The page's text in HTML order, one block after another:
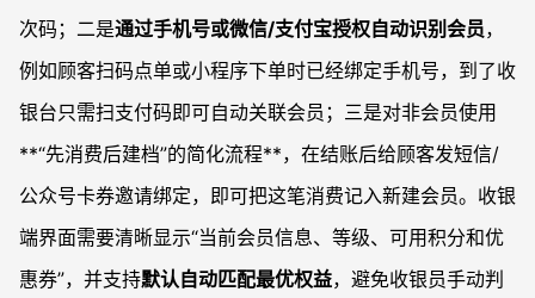
次码；二是通过手机号或微信/支付宝授权自动识别会员，
例如顾客扫码点单或小程序下单时已经绑定手机号，到了收
银台只需扫支付码即可自动关联会员；三是对非会员使用
**“先消费后建档”的简化流程**，在结账后给顾客发短信/
公众号卡券邀请绑定，即可把这笔消费记入新建会员。收银
端界面需要清晰显示“当前会员信息、等级、可用积分和优
惠券”，并支持默认自动匹配最优权益，避免收银员手动判